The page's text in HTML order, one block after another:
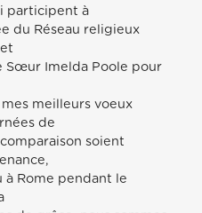
participent à
du Réseau religieux
Sœur Imelda Poole pour
meilleurs voeux
de
soient
à Rome pendant le